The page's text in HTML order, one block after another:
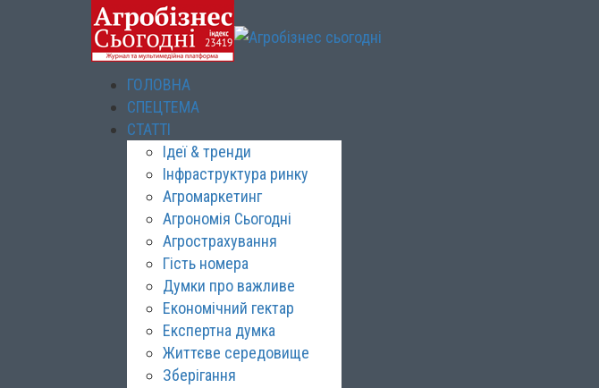
ГОЛОВНА
СПЕЦТЕМА
СТАТТІ
Ідеї & тренди
Інфраструктура ринку
Агромаркетинг
Агрономія Сьогодні
Агрострахування
Гість номера
Думки про важливе
Економічний гектар
Експертна думка
Життєве середовище
Зберігання